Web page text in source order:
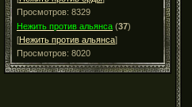
Просмотров: 8329
Нежить против альянса (37)
[Нежить против альянса]
Просмотров: 8020